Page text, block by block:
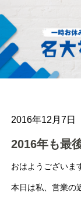
2016年12月7日
2016年も最
おはようございま
本日は私、営業の